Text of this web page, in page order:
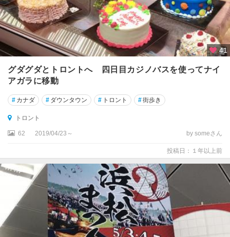
ン
ビ
ア
プ
リ
ン
エ
ワ
ー
プ
ス
ジ
41
グダグダとトロントへ 四日目カジノバスを使ってナイ
アガラに移動
# カナダ # ダウンタウン # トロント #街歩き
トロント
62 2019/04/23～ by someさん
投稿日：１年以上前